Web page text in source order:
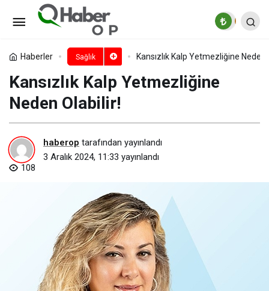
Haberler Sağlık Kansızlık Kalp Yetmezliğine Neden
Kansızlık Kalp Yetmezliğine
Neden Olabilir!
haberop tarafından yayınlandı
3 Aralık 2024, 11:33 yayınlandı
108
Engelli bireylerin yakınları ruhsal
sorunlara sürüklenebiliyor!
Yorum Yap